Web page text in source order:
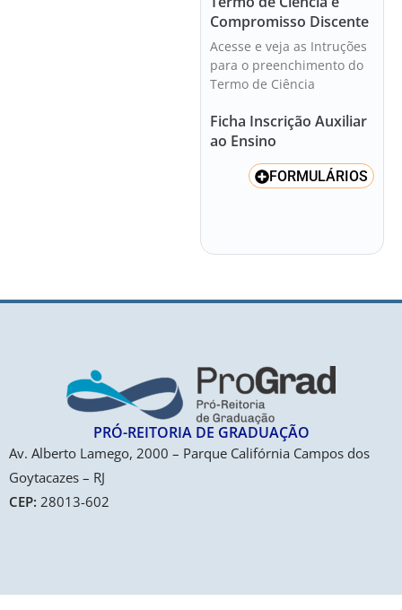
Compromisso Discente
Acesse e veja as Intruções
para o preenchimento do
Termo de Ciência
Ficha Inscrição Auxiliar
ao Ensino
FORMULÁRIOS
PRÓ-REITORIA DE GRADUAÇÃO​
Av. Alberto Lamego, 2000 – Parque Califórnia Campos dos
Goytacazes – RJ
CEP: 28013-602